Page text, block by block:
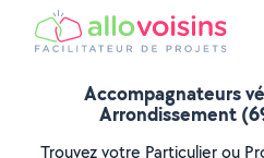
Accompagnateurs
Arrondissement
Trouvez votre Particulier ou